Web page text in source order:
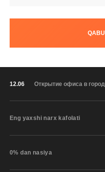
12.06 Открытие офиса в
Eng yaxshi narx kafolati
0% dan nasiya